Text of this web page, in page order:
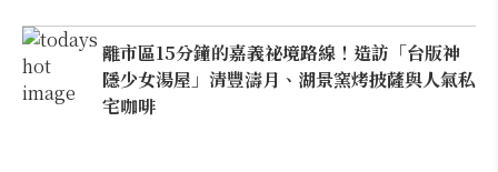
離市區15分鐘的嘉義祕境路線！造訪「台版神
隱少女湯屋」清豐濤月、湖景窯烤披薩與人氣私
宅咖啡